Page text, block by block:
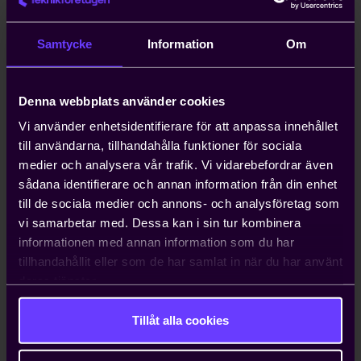
Samtycke Information Om
Denna webbplats använder cookies
Vi använder enhetsidentifierare för att anpassa innehållet
till användarna, tillhandahålla funktioner för sociala
medier och analysera vår trafik. Vi vidarebefordrar även
sådana identifierare och annan information från din enhet
till de sociala medier och annons- och analysföretag som
vi samarbetar med. Dessa kan i sin tur kombinera
informationen med annan information som du har
tillhandahållit eller som de har samlat in när du har använt
Tillåt alla cookies
anställa icke-EU-medborgare kan ta upp
till ett år. Teknikföretagen kan ordna
Hjälp med att driva viktiga
näringspolitiska frågor
Vi bedriver påverkans- och
opinionsarbete i Sverige och EU för att
ta tillvara våra medlemmars intressen.
Genom oss har du möjlighet att påverka
beslut som du som enskilt företag i
vanliga fall bara får ta konsekvenserna av.